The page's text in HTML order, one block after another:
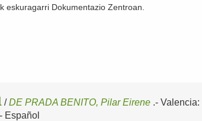
eskuragarri Dokumentazio Zentroan.
/DE PRADA BENITO, Pilar Eirene .-Valencia:
Español